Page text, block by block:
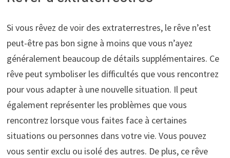
Si vous rêvez de voir des extraterrestres, le rêve n’est
peut-être pas bon signe à moins que vous n’ayez
généralement beaucoup de détails supplémentaires. Ce
rêve peut symboliser les difficultés que vous rencontrez
pour vous adapter à une nouvelle situation. Il peut
également représenter les problèmes que vous
rencontrez lorsque vous faites face à certaines
situations ou personnes dans votre vie. Vous pouvez
vous sentir exclu ou isolé des autres. De plus, ce rêve